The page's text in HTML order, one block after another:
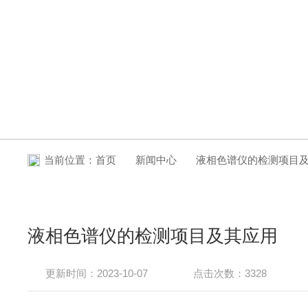
当前位置：首页 新闻中心 液相色谱仪的检测项目
液相色谱仪的检测项目及其应用
更新时间：2023-10-07 点击次数：3328